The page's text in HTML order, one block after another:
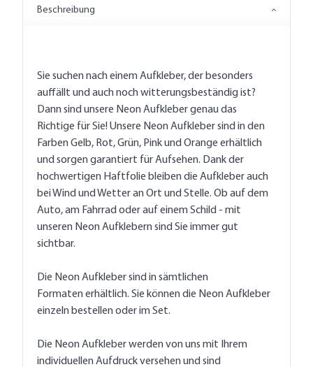
Beschreibung
Sie suchen nach einem Aufkleber, der besonders
auffällt und auch noch witterungsbeständig ist?
Dann sind unsere Neon Aufkleber genau das
Richtige für Sie! Unsere Neon Aufkleber sind in den
Farben Gelb, Rot, Grün, Pink und Orange erhältlich
und sorgen garantiert für Aufsehen. Dank der
hochwertigen Haftfolie bleiben die Aufkleber auch
bei Wind und Wetter an Ort und Stelle. Ob auf dem
Auto, am Fahrrad oder auf einem Schild - mit
unseren Neon Aufklebern sind Sie immer gut
sichtbar.
Die Neon Aufkleber sind in sämtlichen
Formaten erhältlich. Sie können die Neon Aufkleber
einzeln bestellen oder im Set.
Die Neon Aufkleber werden von uns mit Ihrem
individuellen Aufdruck versehen und sind